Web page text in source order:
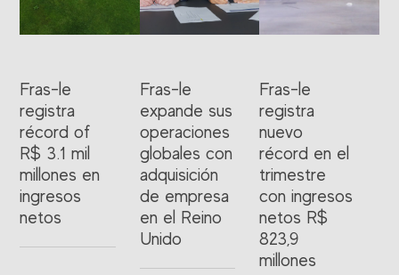
Fras-le
registra
récord of
R$ 3.1 mil
millones en
ingresos
netos
Fras-le
expande sus
operaciones
globales con
adquisición
de empresa
en el Reino
Unido
Fras-le
registra
nuevo
récord en el
trimestre
con ingresos
netos R$
823,9
millones